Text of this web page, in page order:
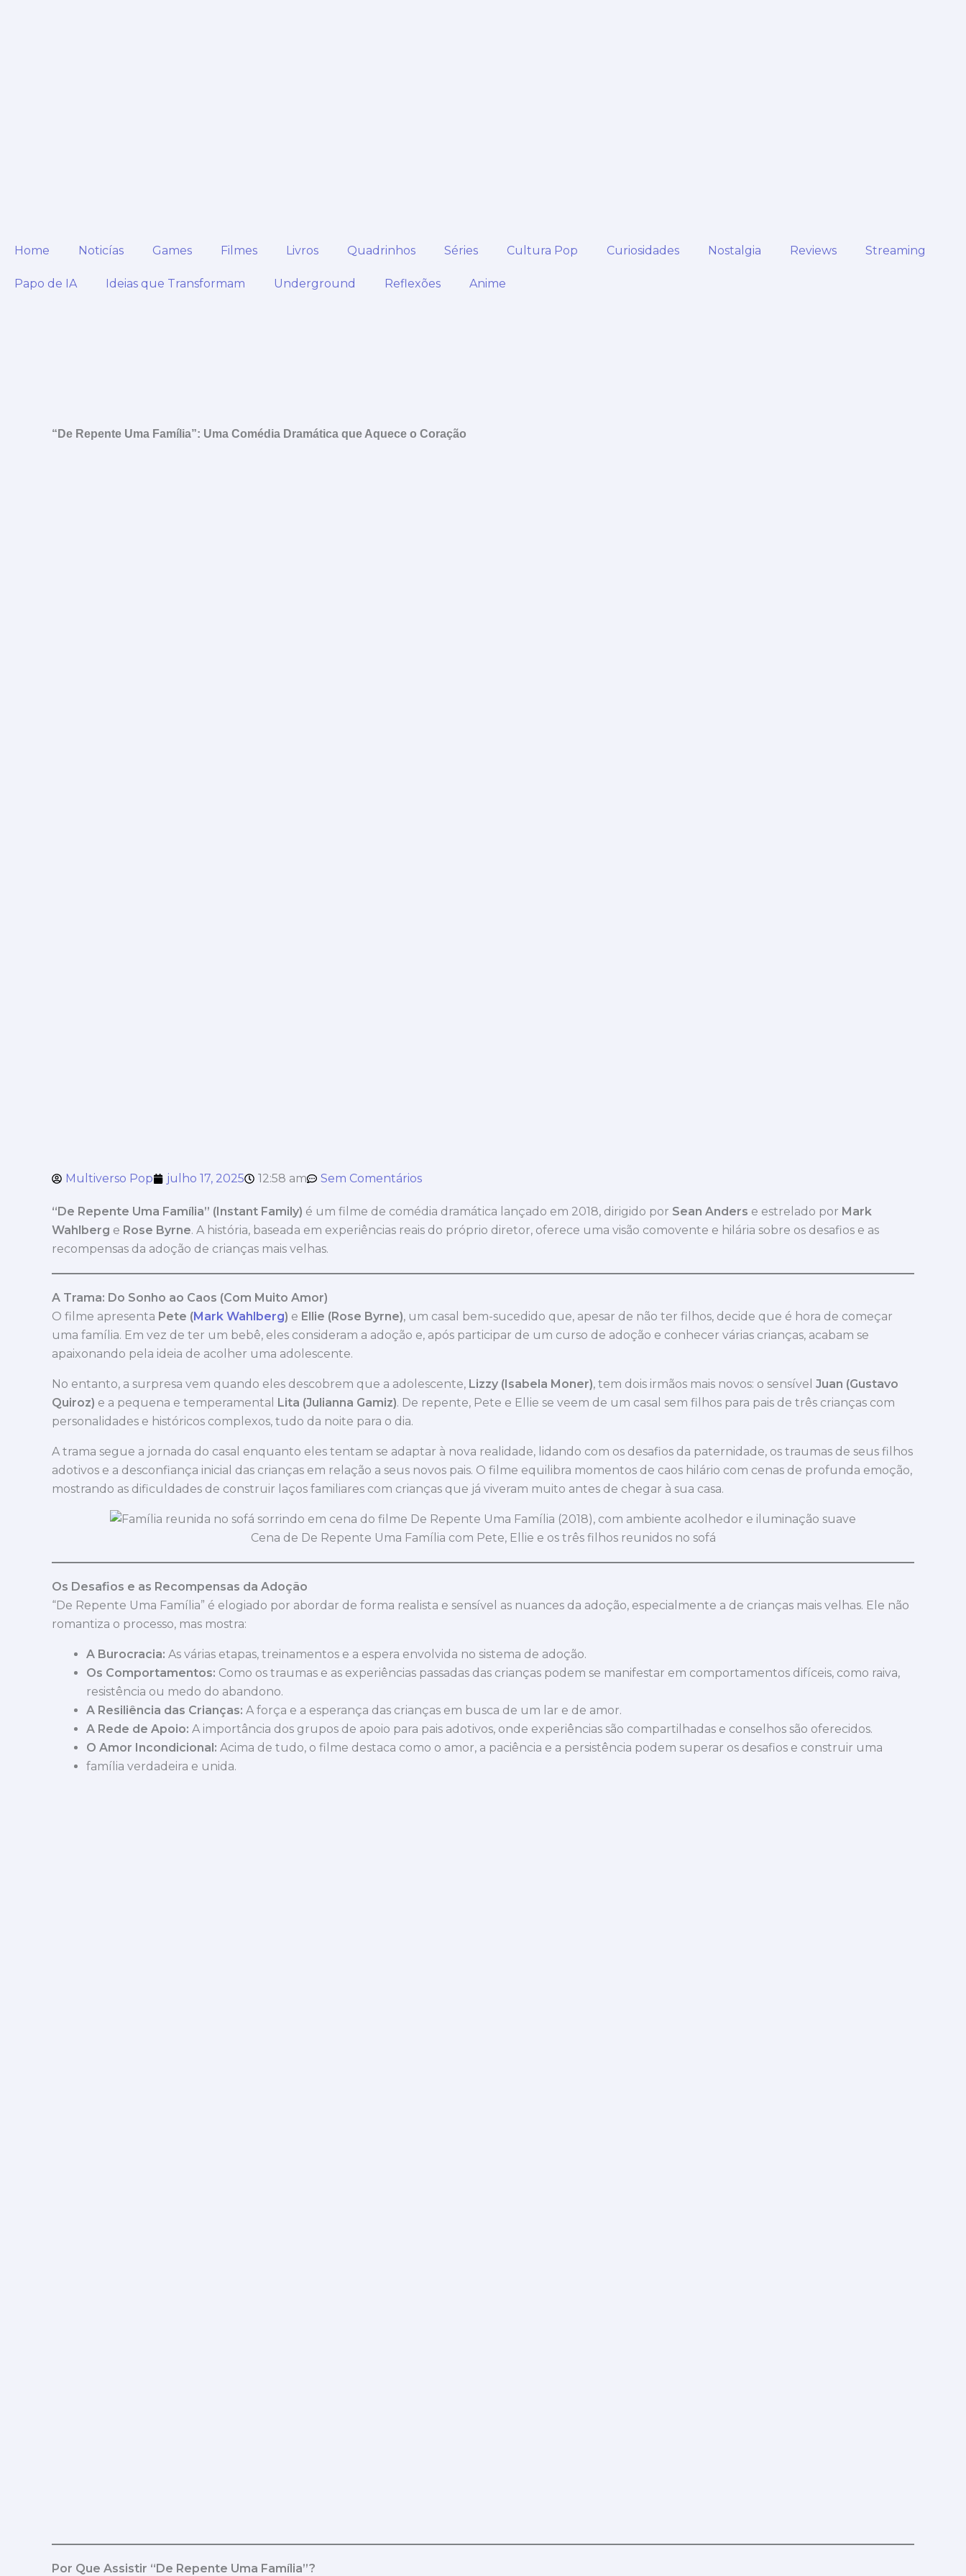
Home Noticías Games Filmes Livros Quadrinhos Séries Cultura Pop Curiosidades Nostalgia Reviews Streaming
Papo de IA Ideias que Transformam Underground Reflexões Anime
“De Repente Uma Família”: Uma Comédia Dramática que Aquece o Coração
Multiverso Pop julho 17, 2025 12:58 am Sem Comentários
“De Repente Uma Família” (Instant Family) é um filme de comédia dramática lançado em 2018, dirigido por Sean Anders e estrelado por Mark
Wahlberg e Rose Byrne. A história, baseada em experiências reais do próprio diretor, oferece uma visão comovente e hilária sobre os desafios e as
recompensas da adoção de crianças mais velhas.
A Trama: Do Sonho ao Caos (Com Muito Amor)
O filme apresenta Pete (Mark Wahlberg) e Ellie (Rose Byrne), um casal bem-sucedido que, apesar de não ter filhos, decide que é hora de começar
uma família. Em vez de ter um bebê, eles consideram a adoção e, após participar de um curso de adoção e conhecer várias crianças, acabam se
apaixonando pela ideia de acolher uma adolescente.
No entanto, a surpresa vem quando eles descobrem que a adolescente, Lizzy (Isabela Moner), tem dois irmãos mais novos: o sensível Juan (Gustavo
Quiroz) e a pequena e temperamental Lita (Julianna Gamiz). De repente, Pete e Ellie se veem de um casal sem filhos para pais de três crianças com
personalidades e históricos complexos, tudo da noite para o dia.
A trama segue a jornada do casal enquanto eles tentam se adaptar à nova realidade, lidando com os desafios da paternidade, os traumas de seus filhos
adotivos e a desconfiança inicial das crianças em relação a seus novos pais. O filme equilibra momentos de caos hilário com cenas de profunda emoção,
mostrando as dificuldades de construir laços familiares com crianças que já viveram muito antes de chegar à sua casa.
Cena de De Repente Uma Família com Pete, Ellie e os três filhos reunidos no sofá
Os Desafios e as Recompensas da Adoção
“De Repente Uma Família” é elogiado por abordar de forma realista e sensível as nuances da adoção, especialmente a de crianças mais velhas. Ele não
romantiza o processo, mas mostra:
A Burocracia: As várias etapas, treinamentos e a espera envolvida no sistema de adoção.
Os Comportamentos: Como os traumas e as experiências passadas das crianças podem se manifestar em comportamentos difíceis, como raiva,
resistência ou medo do abandono.
A Resiliência das Crianças: A força e a esperança das crianças em busca de um lar e de amor.
A Rede de Apoio: A importância dos grupos de apoio para pais adotivos, onde experiências são compartilhadas e conselhos são oferecidos.
O Amor Incondicional: Acima de tudo, o filme destaca como o amor, a paciência e a persistência podem superar os desafios e construir uma
família verdadeira e unida.
Por Que Assistir “De Repente Uma Família”?